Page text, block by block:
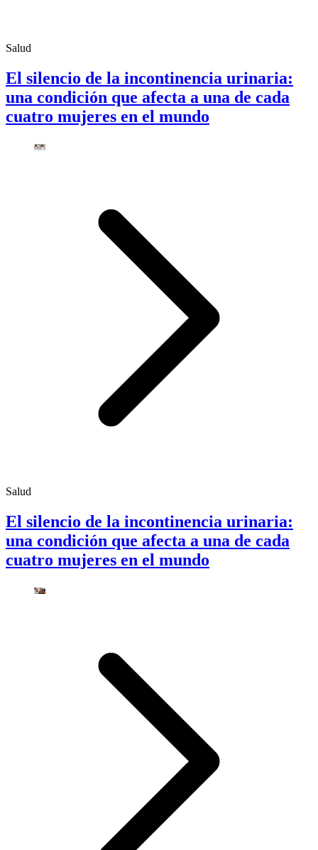
Salud
El silencio de la incontinencia urinaria:
una condición que afecta a una de cada
cuatro mujeres en el mundo
Salud
El silencio de la incontinencia urinaria:
una condición que afecta a una de cada
cuatro mujeres en el mundo